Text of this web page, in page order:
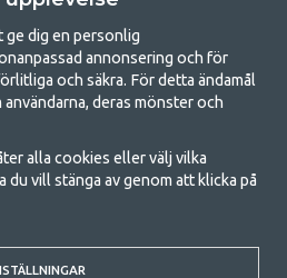
Din butik för camping
uteliv
livsstil eller ett sätt att samla familjen
vilken kategori du tillhör hittar du
vi riktigt bra priser på familjetält,
för camping och friluftsliv. Vårt
ge dig en personlig
annonsering och för
och säkra. För detta ändamål
deras mönster och
alla cookies eller välj vilka
vill stänga av genom att klicka på